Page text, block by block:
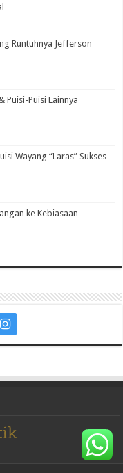
Runtuhnya Jefferson
Puisi-Puisi Lainnya
Wayang “Laras” Sukses
ke Kebiasaan